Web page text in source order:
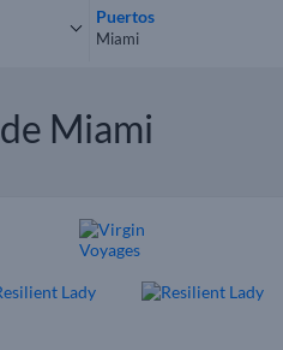
Puertos
Miami
Miami